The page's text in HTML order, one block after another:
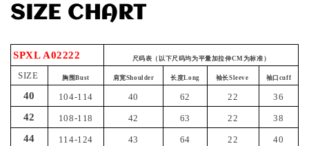
SIZE CHART
SPXL A02222 尺码表（以下尺码均为平量加拉伸CM为标准）
SIZE 胸围Bust 肩宽Shoulder 长度Long 袖长Sleeve 袖口cuff
40 104-114 40 62 22 36
42 108-118 42 63 22 38
44 114-124 43 64 22 40